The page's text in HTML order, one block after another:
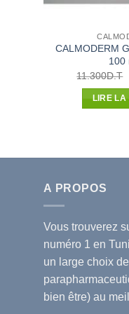
CALMODERM
100
11.300D.T
LIRE LA
A PROPOS
Vous trouverez
numéro 1 en
un large choix
bien être) au